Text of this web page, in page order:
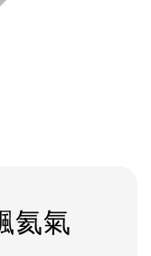
氦氣